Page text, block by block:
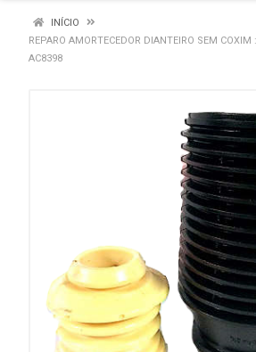
INÍCIO
REPARO AMORTECEDOR DIANTEIRO SEM COXIM :
AC8398